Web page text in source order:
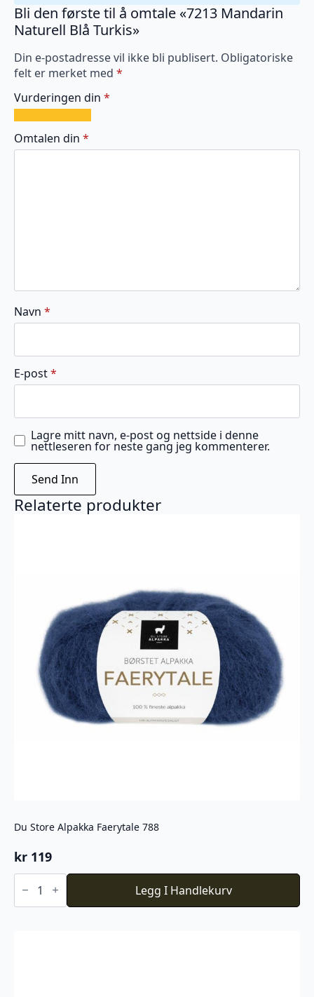
Bli den første til å omtale «7213 Mandarin
Naturell Blå Turkis»
Din e-postadresse vil ikke bli publisert. Obligatoriske
felt er merket med *
Vurderingen din *
av
5
av
5
av
5
av
5
av
5
Omtalen din *
Navn *
E-post*
Lagre mitt navn, e-post og nettside i denne
nettleseren for neste gang jeg kommenterer.
Relaterte produkter
Du Store Alpakka Faerytale 788
kr 119
Du
Store
Faerytale
Legg I Handlekurv